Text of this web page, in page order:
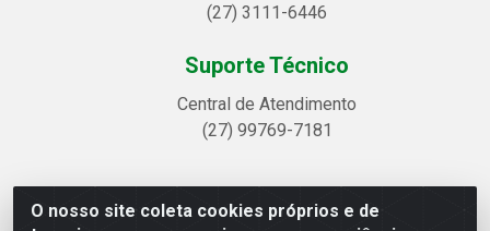
O nosso site coleta cookies próprios e de
(27) 3111-6446
Suporte Técnico
Central de Atendimento
(27) 99769-7181
Linhavix Distribuidora LTDA - Avenida Alegre, 2521 -